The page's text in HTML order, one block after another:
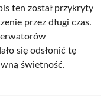
ten został przykryty
przez długi czas.
się odsłonić tę
świetność.